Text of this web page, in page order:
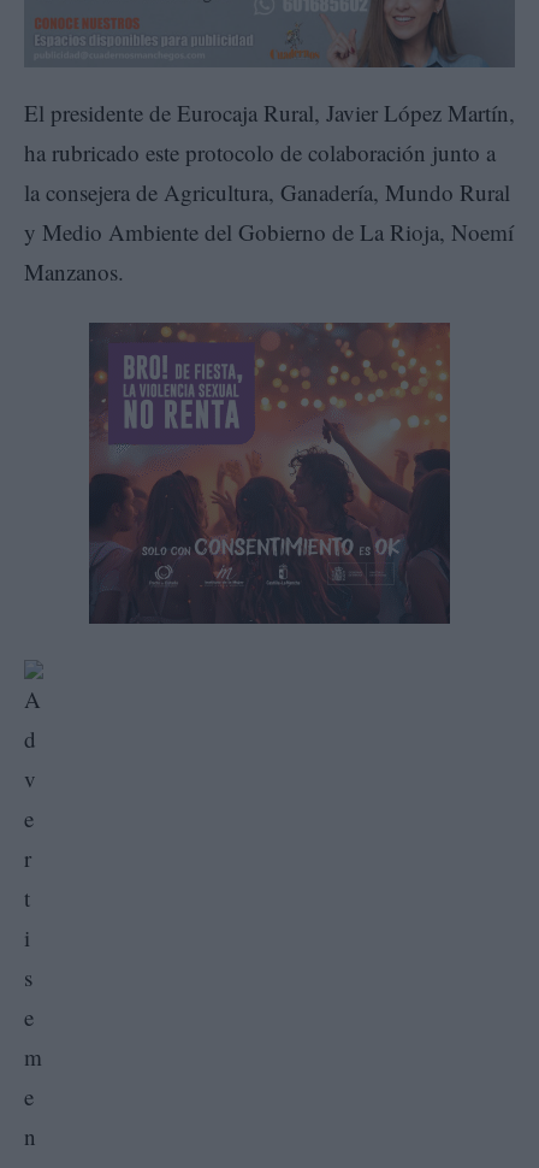
El presidente de Eurocaja Rural, Javier López Martín,
ha rubricado este protocolo de colaboración junto a
la consejera de Agricultura, Ganadería, Mundo Rural
y Medio Ambiente del Gobierno de La Rioja, Noemí
Manzanos.